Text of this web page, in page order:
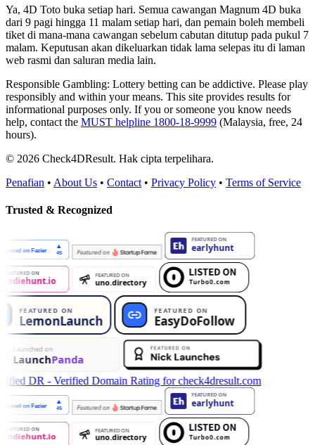
Ya, 4D Toto buka setiap hari. Semua cawangan Magnum 4D buka
dari 9 pagi hingga 11 malam setiap hari, dan pemain boleh membeli
tiket di mana-mana cawangan sebelum cabutan ditutup pada pukul 7
malam. Keputusan akan dikeluarkan tidak lama selepas itu di laman
web rasmi dan saluran media lain.
Responsible Gambling: Lottery betting can be addictive. Please play
responsibly and within your means. This site provides results for
informational purposes only. If you or someone you know needs
help, contact the MUST helpline 1800-18-9999 (Malaysia, free, 24
hours).
© 2026 Check4DResult. Hak cipta terpelihara.
Penafian • About Us • Contact • Privacy Policy • Terms of Service
Trusted & Recognized